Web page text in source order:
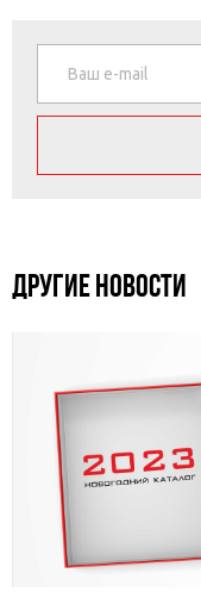
ДРУГИЕ НОВОСТИ